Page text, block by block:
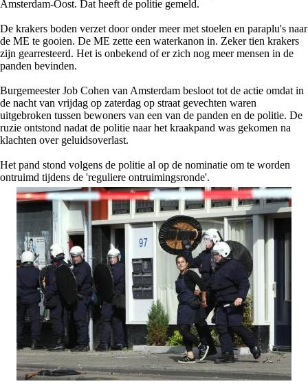
Amsterdam-Oost. Dat heeft de politie gemeld.
De krakers boden verzet door onder meer met stoelen en paraplu's naar
de ME te gooien. De ME zette een waterkanon in. Zeker tien krakers
zijn gearresteerd. Het is onbekend of er zich nog meer mensen in de
panden bevinden.
Burgemeester Job Cohen van Amsterdam besloot tot de actie omdat in
de nacht van vrijdag op zaterdag op straat gevechten waren
uitgebroken tussen bewoners van een van de panden en de politie. De
ruzie ontstond nadat de politie naar het kraakpand was gekomen na
klachten over geluidsoverlast.
Het pand stond volgens de politie al op de nominatie om te worden
ontruimd tijdens de 'reguliere ontruimingsronde'.